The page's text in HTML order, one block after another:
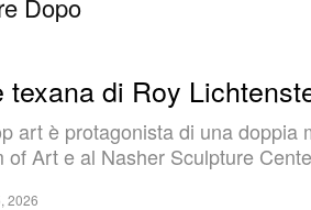
Dopo
texana di Roy
art è protagonista di una doppia
of Art e al Nasher Sculpture
2026